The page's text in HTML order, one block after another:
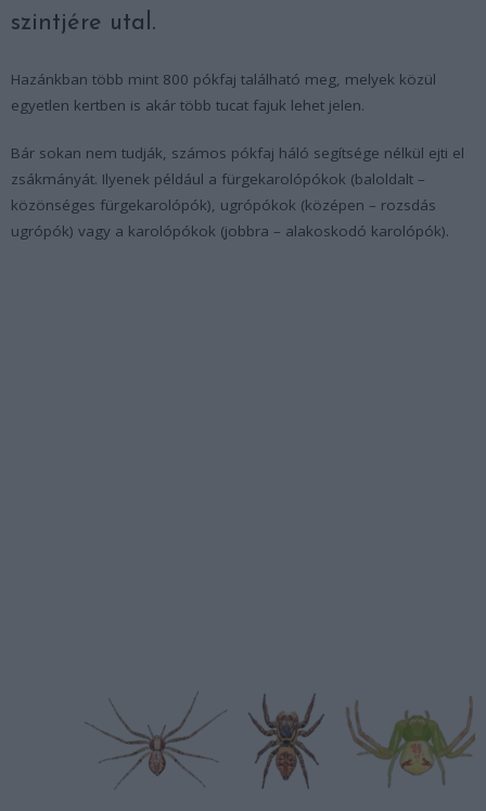
szintjére utal.
Hazánkban több mint 800 pókfaj található meg, melyek közül
egyetlen kertben is akár több tucat fajuk lehet jelen.
Bár sokan nem tudják, számos pókfaj háló segítsége nélkül ejti el
zsákmányát. Ilyenek például a fürgekarolópókok (baloldalt –
közönséges fürgekarolópók), ugrópókok (középen – rozsdás
ugrópók) vagy a karolópókok (jobbra – alakoskodó karolópók).